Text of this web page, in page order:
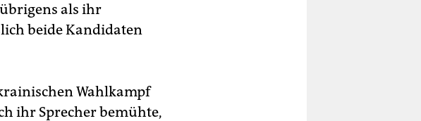
als ihr
beide Kandidaten
Wahlkampf
ihr Sprecher bemühte,